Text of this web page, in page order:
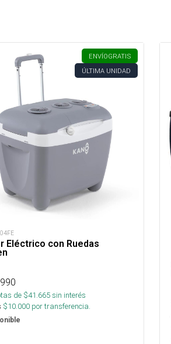
ENVÍOGRATIS
ÚLTIMA UNIDAD
Eléctrico con Ruedas
de $41.665sin interés
$10.000 por transferencia.